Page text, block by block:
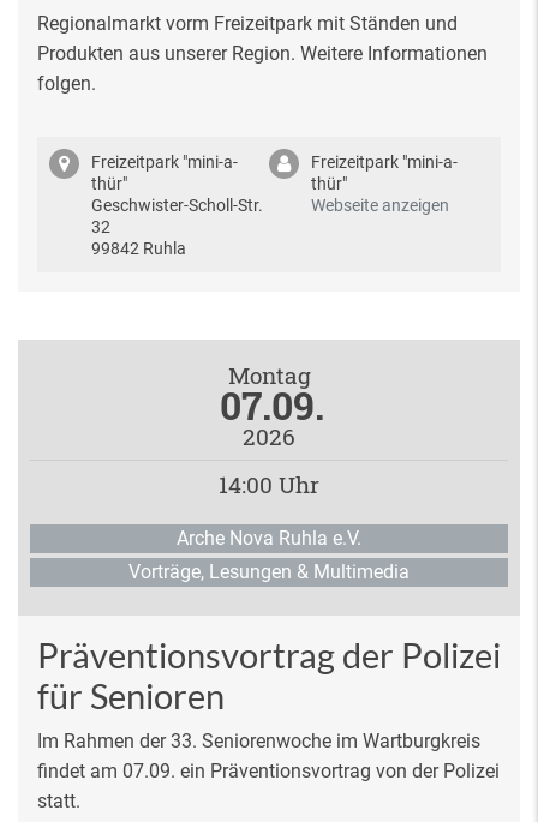
Regionalmarkt vorm Freizeitpark mit Ständen und
Produkten aus unserer Region. Weitere Informationen
folgen.
Freizeitpark "mini-a-
thür"
Geschwister-Scholl-Str.
32
99842 Ruhla
Freizeitpark "mini-a-
thür"
Webseite anzeigen
Montag
07.09.
2026
14:00 Uhr
Arche Nova Ruhla e.V.
Vorträge, Lesungen & Multimedia
Präventionsvortrag der Polizei
für Senioren
Im Rahmen der 33. Seniorenwoche im Wartburgkreis
findet am 07.09. ein Präventionsvortrag von der Polizei
statt.